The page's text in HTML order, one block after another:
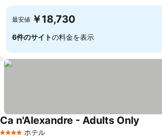
最安値 ￥18,730
6件のサイトの料金を表示
4 ホテルのランク
ホテル
Ca n'Alexandre - Adults Only